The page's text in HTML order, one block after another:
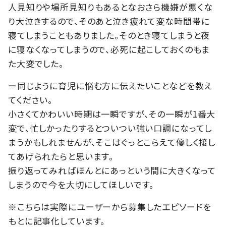
人見知りや場所見知りもあるとなおさら機嫌が悪くな
り大泣きするので、そのあと泣き疲れて変な時間帯に
寝てしまうこともありました。そのとき寝てしまうと夜
に寝なくなってしまうので、必死に起こしておくのもま
た大変でした。
ー同じように育児に悩む方に伝えたいことなどを教え
てください。
小さくてかわいい時期は一瞬ですが、その一瞬が1番大
変で、忙しかったりするとついつい強い口調になってし
まうかもしれませんが、そこはぐっとこらえて優しく接し
てあげられたらと思います。
振り返ってみればほんとにあっという間に大きくなって
しまうので今を大切にしてほしいです。
※こちらは実際にユーザーから募集したエピソードを
もとに記事化しています。